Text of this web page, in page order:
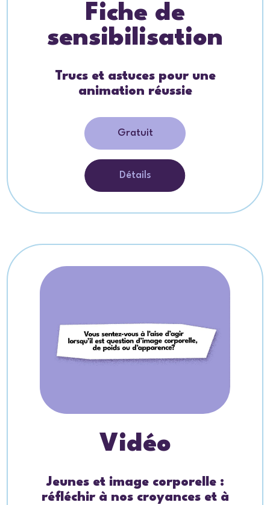
Fiche de
sensibilisation
Trucs et astuces pour une
animation réussie
Gratuit
Détails
Vidéo
Jeunes et image corporelle :
réfléchir à nos croyances et à